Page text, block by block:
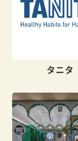
タニタ